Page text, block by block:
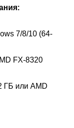
7/8/10 (64-
FX-8320
ГБ или AMD